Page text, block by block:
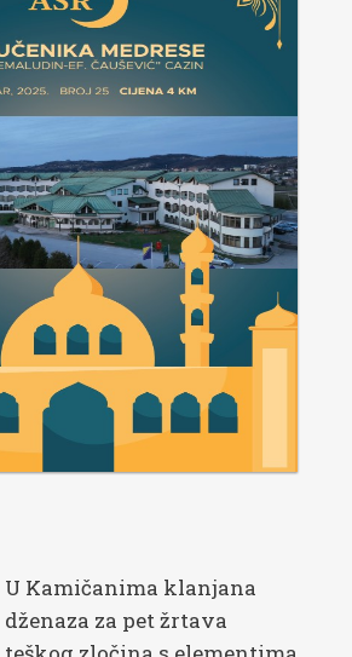
U Kamičanima klanjana
dženaza za pet žrtava